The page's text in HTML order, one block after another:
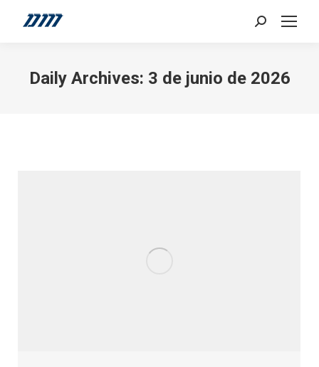
Search:
Daily Archives: 3 de junio de 2026